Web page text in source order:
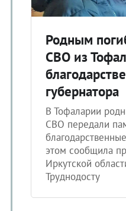
Родным
СВО из
губернатора
В Тофаларии
СВО передали
этом сообщила
Иркутской
Труднодосту